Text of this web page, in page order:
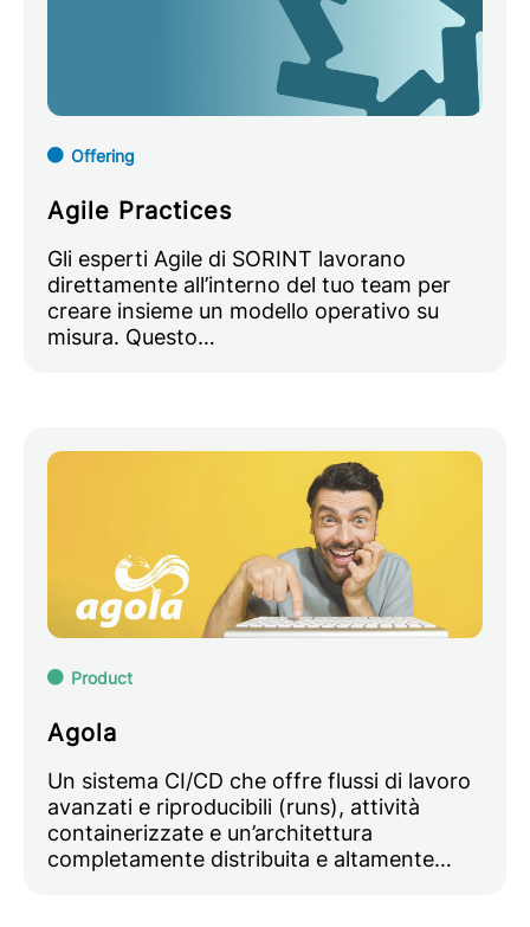
Offering
Agile Practices
Gli esperti Agile di SORINT lavorano
direttamente all’interno del tuo team per
creare insieme un modello operativo su
misura. Questo…
Product
Agola
Un sistema CI/CD che offre flussi di lavoro
avanzati e riproducibili (runs), attività
containerizzate e un’architettura
completamente distribuita e altamente…